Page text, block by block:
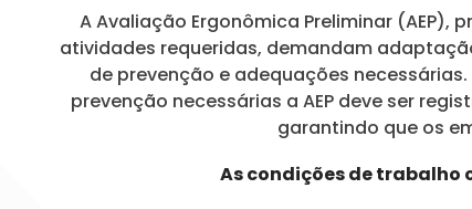
A Avaliação Ergonômica Preliminar (AEP),
atividades requeridas, demandam
de prevenção e adequações
prevenção necessárias a AEP deve ser
garantindo que os
As condições de trabalho